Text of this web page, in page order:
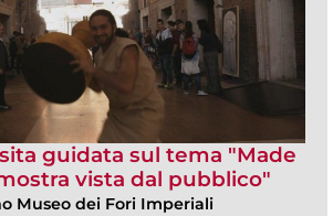
guidata sul tema "Made
vista dal pubblico"
Museo dei Fori Imperiali